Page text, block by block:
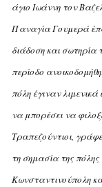
άγιο Iωάννη τον
Παναγία Γουμερά
διάδοση και σωτηρία
περίοδο
πόλη έγιναν
να μπορέσει να
Tραπεζούντιοι,
τη σημασία της
Kωνσταντινούπολη